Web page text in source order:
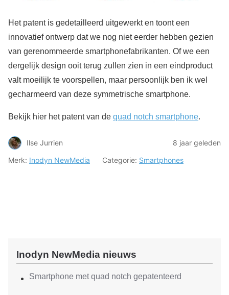
Het patent is gedetailleerd uitgewerkt en toont een
innovatief ontwerp dat we nog niet eerder hebben gezien
van gerenommeerde smartphonefabrikanten. Of we een
dergelijk design ooit terug zullen zien in een eindproduct
valt moeilijk te voorspellen, maar persoonlijk ben ik wel
gecharmeerd van deze symmetrische smartphone.
Bekijk hier het patent van de quad notch smartphone.
Ilse Jurrien
8 jaar geleden
Merk: Inodyn NewMedia Categorie: Smartphones
Inodyn NewMedia nieuws
Smartphone met quad notch gepatenteerd